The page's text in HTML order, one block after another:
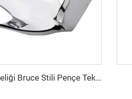
Denizcilik Sınıfı 316 Çeliği Bruce Stili Pençe Tekne Yığma Ankeri